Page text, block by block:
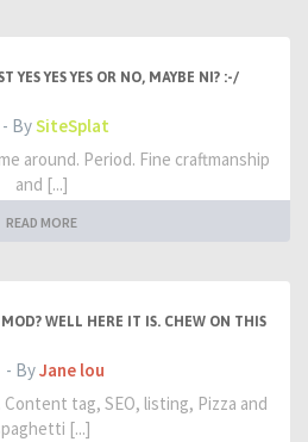
YES YES YES OR NO, MAYBE NI? :-/
- BySiteSplat
around. Period. Fine craftmanship
and [...]
READ MORE
WELL HERE IT IS. CHEW ON THIS
- ByJane lou
tag, SEO, listing, Pizza and
[...]